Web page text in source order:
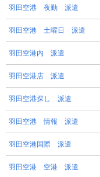
羽田空港 夜勤 派遣
羽田空港 土曜日 派遣
羽田空港内 派遣
羽田空港店 派遣
羽田空港探し 派遣
羽田空港 情報 派遣
羽田空港国際 派遣
羽田空港 空港 派遣